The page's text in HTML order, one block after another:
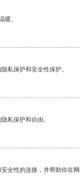
暖。
私保护和安全性保护。
私保护和自由。
全性的连接，并帮助你在网